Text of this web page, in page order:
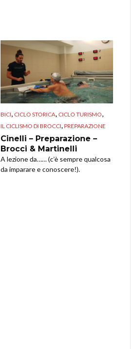
BICI, CICLO STORICA, CICLO TURISMO,
IL CICLISMO DI BROCCI, PREPARAZIONE
Cinelli – Preparazione –
Brocci & Martinelli
A lezione da…… (c’è sempre qualcosa
da imparare e conoscere!).